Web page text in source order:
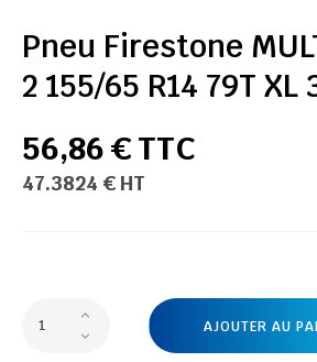
Pneu Firestone
2 155/65 R14 79T XL
56,86 € TTC
47.3824 € HT
AJOUTER AU